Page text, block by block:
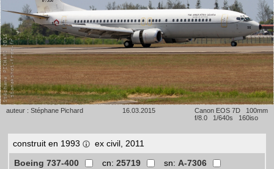
auteur : Stéphane Pichard 16.03.2015
Canon EOS 7D 100mm
f/8.0 1/640s 160iso
construit en 1993
ex civil, 2011
Boeing 737-400
cn: 25719 sn: A-7306